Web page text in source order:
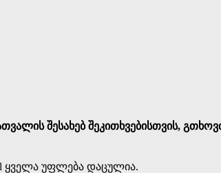
შესახებ შეკითხვებისთვის,
ყველა უფლება დაცულია.